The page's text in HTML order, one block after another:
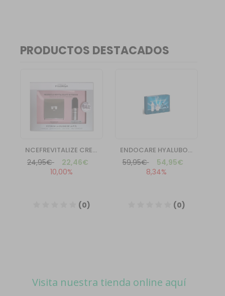
Visita nuestra tienda online aquí